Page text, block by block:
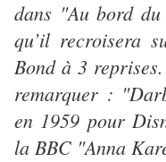
dans "Au bord du
qu’il recroisera
Bond à 3
remarquer :
en 1959 pour
la BBC "Anna